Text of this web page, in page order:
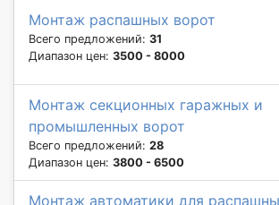
Монтаж распашных ворот
Всего предложений: 31
Диапазон цен: 3500 - 8000
Монтаж секционных гаражных и
промышленных ворот
Всего предложений: 28
Диапазон цен: 3800 - 6500
Монтаж автоматики для